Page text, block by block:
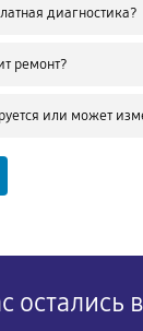
диагностика?
ремонт?
или может
остались